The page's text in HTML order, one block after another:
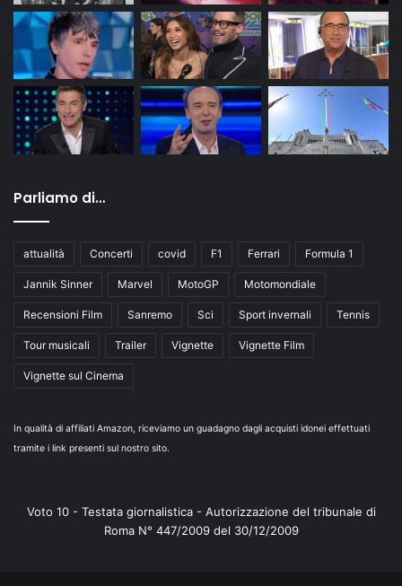
Parliamo di…
attualità Concerti covid F1 Ferrari Formula 1
Jannik Sinner Marvel MotoGP Motomondiale
Recensioni Film Sanremo Sci Sport invernali Tennis
Tour musicali Trailer Vignette Vignette Film
Vignette sul Cinema
In qualità di affiliati Amazon, riceviamo un guadagno dagli acquisti idonei effettuati
tramite i link presenti sul nostro sito.
Voto 10 - Testata giornalistica - Autorizzazione del tribunale di
Roma N° 447/2009 del 30/12/2009